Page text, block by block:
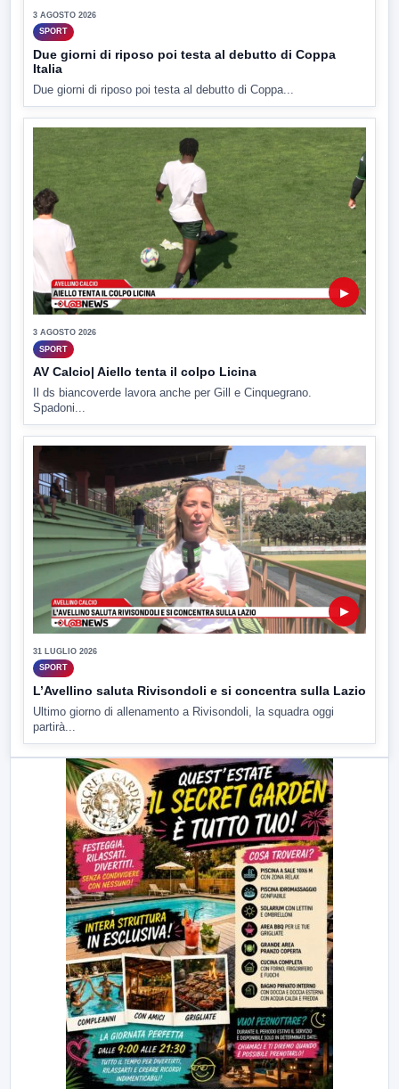
3 AGOSTO 2026
SPORT
Due giorni di riposo poi testa al debutto di Coppa
Italia
Due giorni di riposo poi testa al debutto di Coppa...
▶
3 AGOSTO 2026
SPORT
AV Calcio| Aiello tenta il colpo Licina
Il ds biancoverde lavora anche per Gill e Cinquegrano.
Spadoni...
▶
31 LUGLIO 2026
SPORT
L’Avellino saluta Rivisondoli e si concentra sulla Lazio
Ultimo giorno di allenamento a Rivisondoli, la squadra oggi
partirà...